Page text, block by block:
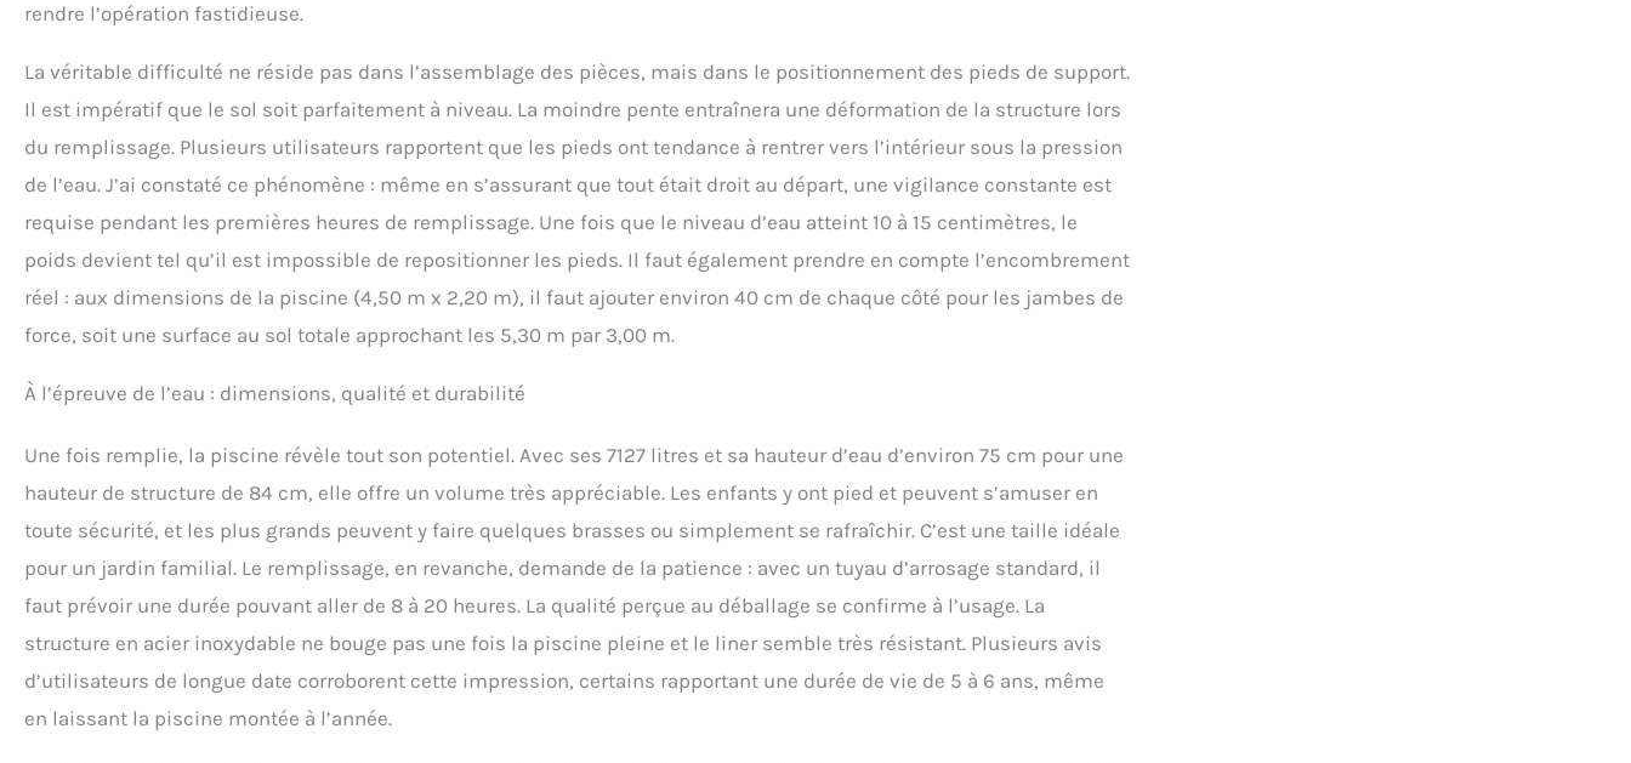
rendre l’opération fastidieuse.
La véritable difficulté ne réside pas dans l’assemblage des pièces, mais dans le positionnement des pieds de support.
Il est impératif que le sol soit parfaitement à niveau. La moindre pente entraînera une déformation de la structure lors
du remplissage. Plusieurs utilisateurs rapportent que les pieds ont tendance à rentrer vers l’intérieur sous la pression
de l’eau. J’ai constaté ce phénomène : même en s’assurant que tout était droit au départ, une vigilance constante est
requise pendant les premières heures de remplissage. Une fois que le niveau d’eau atteint 10 à 15 centimètres, le
poids devient tel qu’il est impossible de repositionner les pieds. Il faut également prendre en compte l’encombrement
réel : aux dimensions de la piscine (4,50 m x 2,20 m), il faut ajouter environ 40 cm de chaque côté pour les jambes de
force, soit une surface au sol totale approchant les 5,30 m par 3,00 m.
À l’épreuve de l’eau : dimensions, qualité et durabilité
Une fois remplie, la piscine révèle tout son potentiel. Avec ses 7127 litres et sa hauteur d’eau d’environ 75 cm pour une
hauteur de structure de 84 cm, elle offre un volume très appréciable. Les enfants y ont pied et peuvent s’amuser en
toute sécurité, et les plus grands peuvent y faire quelques brasses ou simplement se rafraîchir. C’est une taille idéale
pour un jardin familial. Le remplissage, en revanche, demande de la patience : avec un tuyau d’arrosage standard, il
faut prévoir une durée pouvant aller de 8 à 20 heures. La qualité perçue au déballage se confirme à l’usage. La
structure en acier inoxydable ne bouge pas une fois la piscine pleine et le liner semble très résistant. Plusieurs avis
d’utilisateurs de longue date corroborent cette impression, certains rapportant une durée de vie de 5 à 6 ans, même
en laissant la piscine montée à l’année.